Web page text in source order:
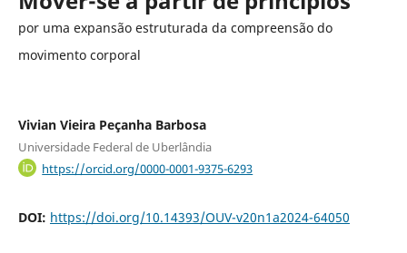
por uma expansão estruturada da compreensão do
movimento corporal
Vivian Vieira Peçanha Barbosa
Universidade Federal de Uberlândia
https://orcid.org/0000-0001-9375-6293
DOI: https://doi.org/10.14393/OUV-v20n1a2024-64050